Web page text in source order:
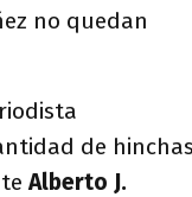
no quedan
de hinchas
Alberto J.